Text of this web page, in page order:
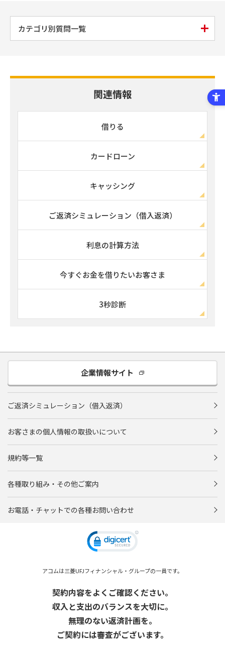
カテゴリ別質問一覧
関連情報
借りる
カードローン
キャッシング
ご返済シミュレーション（借入返済）
利息の計算方法
今すぐお金を借りたいお客さま
3秒診断
企業情報サイト
ご返済シミュレーション（借入返済）
お客さまの個人情報の取扱いについて
規約等一覧
各種取り組み・その他ご案内
お電話・チャットでの各種お問い合わせ
アコムは三菱UFJフィナンシャル・グループの一員です。
契約内容をよくご確認ください。
収入と支出のバランスを大切に。
無理のない返済計画を。
ご契約には審査がございます。